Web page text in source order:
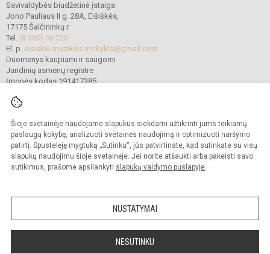
Šioje svetainėje naudojame slapukus siekdami užtikrinti jums teikiamų
paslaugų kokybę, analizuoti svetainės naudojimą ir optimizuoti naršymo
patirtį. Spustelėję mygtuką „Sutinku“, jūs patvirtinate, kad sutinkate su visų
slapukų naudojimu šioje svetainėje. Jei norite atšaukti arba pakeisti savo
sutikimus, prašome apsilankyti slapukų valdymo puslapyje.
NUSTATYMAI
NESUTINKU
Savivaldybės biudžetinė įstaiga
Jono Pauliaus II g. 28A, Eišiškės,
17175 Šalčininkų r.
Tel. (8 380) 56 220
El. p. eisiskiu.muzikos.mokykla@gmail.com
Duomenys kaupiami ir saugomi
Juridinių asmenų registre
Įmonės kodas 191417385
© 2022. Šalčininkų r. Eišiškių muzikos mokykla. Visos teisės saugomos.
Kopijuoti turinį be raštiško mokyklos vadovybės sutikimo griežtai draudžiama.
Prieinamumo paraiška Slapukų politika
Sumanus būdas atnaujinti